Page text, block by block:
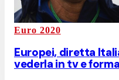
Euro 2020
Europei, diretta
vederla in tv e